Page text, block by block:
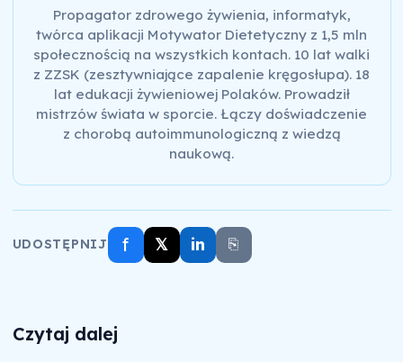
Propagator zdrowego żywienia, informatyk,
twórca aplikacji Motywator Dietetyczny z 1,5 mln
społecznością na wszystkich kontach. 10 lat walki
z ZZSK (zesztywniające zapalenie kręgosłupa). 18
lat edukacji żywieniowej Polaków. Prowadził
mistrzów świata w sporcie. Łączy doświadczenie
z chorobą autoimmunologiczną z wiedzą
naukową.
UDOSTĘPNIJ f 𝕏 in ⎘
Czytaj dalej